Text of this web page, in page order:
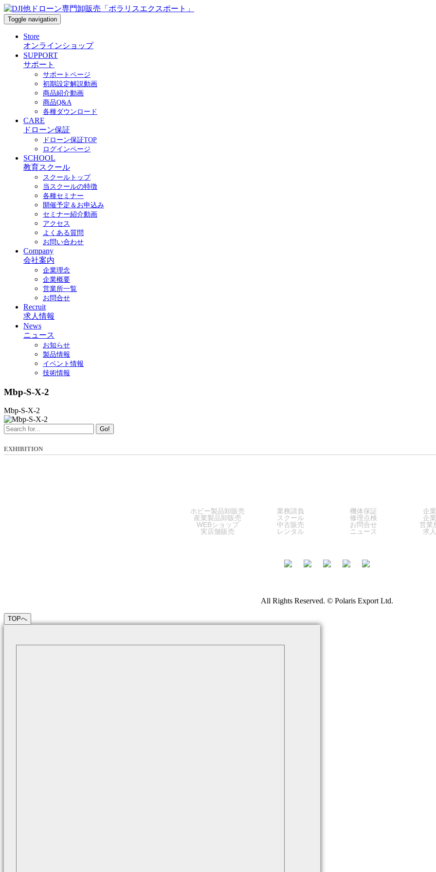
Toggle navigation
Store
オンラインショップ
SUPPORT
サポート
サポートページ
初期設定解説動画
商品紹介動画
商品Q&A
各種ダウンロード
CARE
ドローン保証
ドローン保証TOP
ログインページ
SCHOOL
教育スクール
スクールトップ
当スクールの特徴
各種セミナー
開催予定＆お申込み
セミナー紹介動画
アクセス
よくある質問
お問い合わせ
Company
会社案内
企業理念
企業概要
営業所一覧
お問合せ
Recruit
求人情報
News
ニュース
お知らせ
製品情報
イベント情報
技術情報
Mbp-S-X-2
Mbp-S-X-2
Go!
EXHIBITION
ホビー製品卸販売
産業製品卸販売
WEBショップ
実店舗販売
業務請負
スクール
中古販売
レンタル
機体保証
修理点検
お問合せ
ニュース
企
企
営業
求
All Rights Reserved. © Polaris Export Ltd.
TOPへ